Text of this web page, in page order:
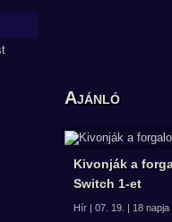
Ajánló
Kivonják a
Switch 1-et
Hír | 07. 19. | 18 napja